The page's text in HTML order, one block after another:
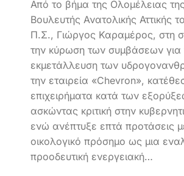
Από το βήμα της Ολομέλειας
Βουλευτής Ανατολικής Αττικής
Π.Σ., Γιώργος Καραμέρος, στη
την κύρωση των συμβάσεων για
εκμετάλλευση των
την εταιρεία «Chevron»,
επιχειρήματα κατά των
ασκώντας κριτική στην
ενώ ανέπτυξε επτά προτάσεις
οικολογικό πρόσημο ως μια
προοδευτική ενεργειακή…